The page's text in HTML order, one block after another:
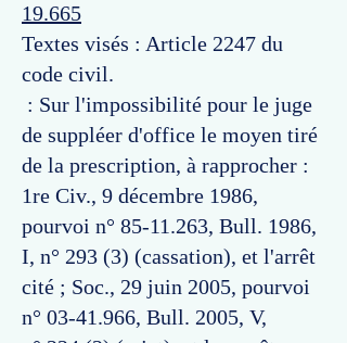
19.665
Textes visés : Article 2247 du
code civil.
: Sur l'impossibilité pour le juge
de suppléer d'office le moyen tiré
de la prescription, à rapprocher :
1re Civ., 9 décembre 1986,
pourvoi n° 85-11.263, Bull. 1986,
I, n° 293 (3) (cassation), et l'arrêt
cité ; Soc., 29 juin 2005, pourvoi
n° 03-41.966, Bull. 2005, V,